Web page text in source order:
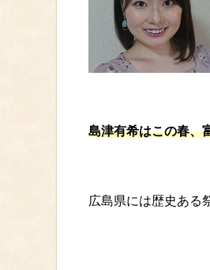
島津有希はこの春、
広島県には歴史ある